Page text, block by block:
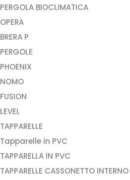
PERGOLA BIOCLIMATICA
OPERA
BRERA P
PERGOLE
PHOENIX
NOMO
FUSION
LEVEL
TAPPARELLE
Tapparelle in PVC
TAPPARELLA IN PVC
TAPPARELLE CASSONETTO INTERNO